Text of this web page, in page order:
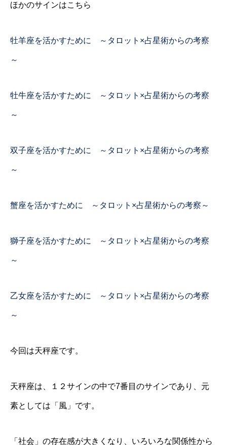
ほかのサインはこちら
牡羊座を活かすために ～タロット×占星術からの考察
～
牡牛座を活かすために ～タロット×占星術からの考察
～
双子座を活かすために ～タロット×占星術からの考察
～
蟹座を活かすために ～タロット×占星術からの考察～
獅子座を活かすために ～タロット×占星術からの考察
～
乙女座を活かすために ～タロット×占星術からの考察
～
今回は天秤座です。
天秤座は、１２サインの中で7番目のサインであり、元
素としては「風」です。
「社会」の存在感が大きくなり、いろいろな関係性から